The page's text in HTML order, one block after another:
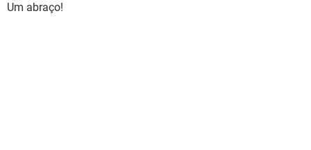
Um abraço!